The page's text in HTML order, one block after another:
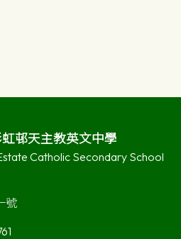
邨天主教英文中學
Catholic Secondary School
號